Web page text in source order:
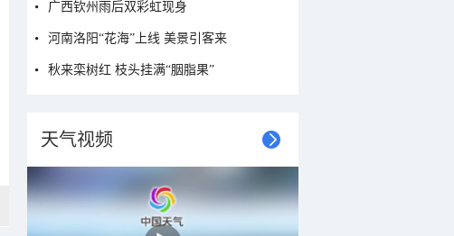
广西钦州雨后双彩虹现身
河南洛阳“花海”上线 美景引客来
秋来栾树红 枝头挂满“胭脂果”
天气视频